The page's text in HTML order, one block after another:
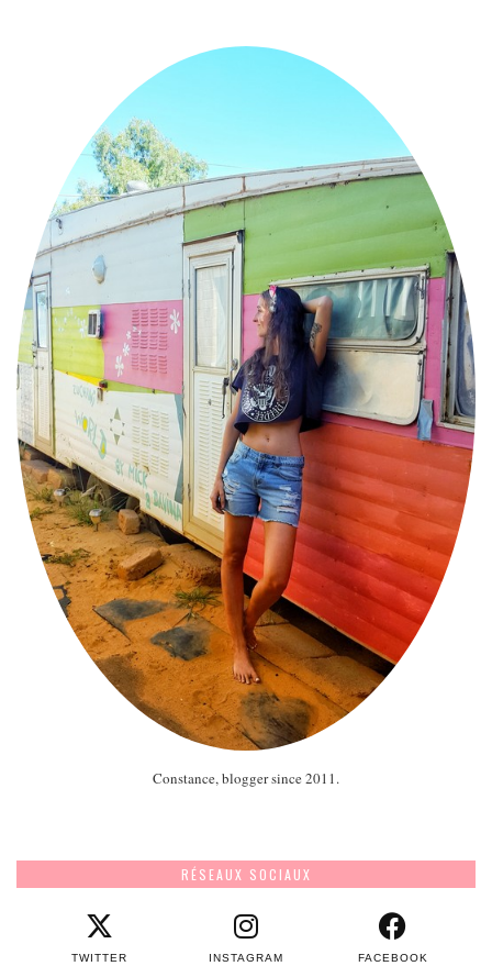
Constance, blogger since 2011.
RÉSEAUX SOCIAUX
TWITTER INSTAGRAM FACEBOOK